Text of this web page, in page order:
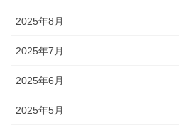
2025年8月
2025年7月
2025年6月
2025年5月